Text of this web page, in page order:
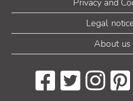
Privacy and
Legal
About us